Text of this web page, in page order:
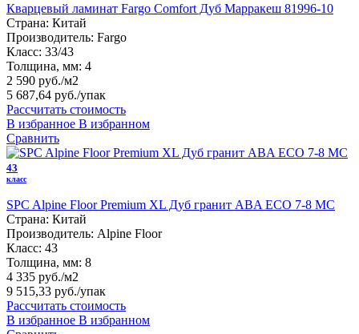
Кварцевый ламинат Fargo Comfort Дуб Марракеш 81996-10
Страна: Китай
Производитель: Fargo
Класс: 33/43
Толщина, мм: 4
2 590 руб./м2
5 687,64 руб./упак
Рассчитать стоимость
В избранное В избранном
Сравнить
43
класс
SPC Alpine Floor Premium XL Дуб гранит ABA ECO 7-8 MC
Страна: Китай
Производитель: Alpine Floor
Класс: 43
Толщина, мм: 8
4 335 руб./м2
9 515,33 руб./упак
Рассчитать стоимость
В избранное В избранном